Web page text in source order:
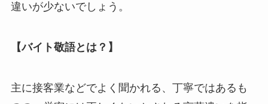
違いが少ないでしょう。
【バイト敬語とは？】
主に接客業などでよく聞かれる、丁寧ではあるも